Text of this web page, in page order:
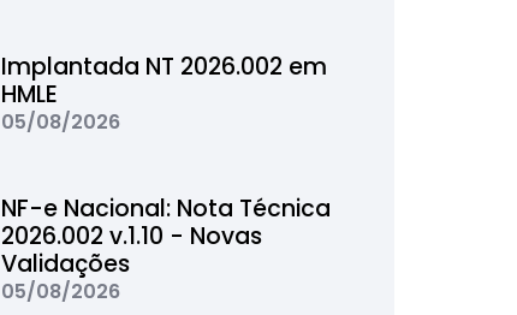
Implantada NT 2026.002 em
HMLE
05/08/2026
NF-e Nacional: Nota Técnica
2026.002 v.1.10 - Novas
Validações
05/08/2026